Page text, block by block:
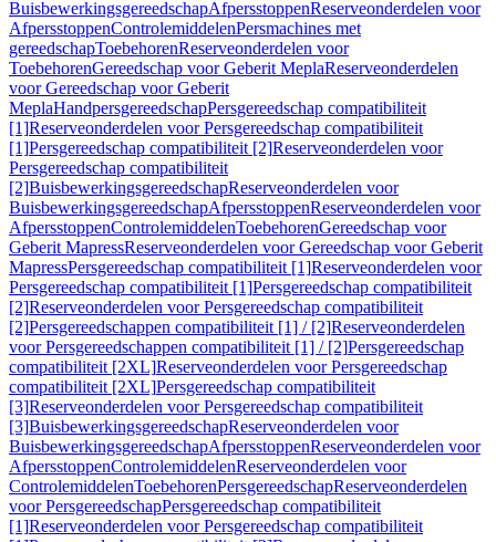
BuisbewerkingsgereedschapAfpersstoppenReserveonderdelen voor
AfpersstoppenControlemiddelenPersmachines met
gereedschapToebehorenReserveonderdelen voor
ToebehorenGereedschap voor Geberit MeplaReserveonderdelen
voor Gereedschap voor Geberit
MeplaHandpersgereedschapPersgereedschap compatibiliteit
[1]Reserveonderdelen voor Persgereedschap compatibiliteit
[1]Persgereedschap compatibiliteit [2]Reserveonderdelen voor
Persgereedschap compatibiliteit
[2]BuisbewerkingsgereedschapReserveonderdelen voor
BuisbewerkingsgereedschapAfpersstoppenReserveonderdelen voor
AfpersstoppenControlemiddelenToebehorenGereedschap voor
Geberit MapressReserveonderdelen voor Gereedschap voor Geberit
MapressPersgereedschap compatibiliteit [1]Reserveonderdelen voor
Persgereedschap compatibiliteit [1]Persgereedschap compatibiliteit
[2]Reserveonderdelen voor Persgereedschap compatibiliteit
[2]Persgereedschappen compatibiliteit [1] / [2]Reserveonderdelen
voor Persgereedschappen compatibiliteit [1] / [2]Persgereedschap
compatibiliteit [2XL]Reserveonderdelen voor Persgereedschap
compatibiliteit [2XL]Persgereedschap compatibiliteit
[3]Reserveonderdelen voor Persgereedschap compatibiliteit
[3]BuisbewerkingsgereedschapReserveonderdelen voor
BuisbewerkingsgereedschapAfpersstoppenReserveonderdelen voor
AfpersstoppenControlemiddelenReserveonderdelen voor
ControlemiddelenToebehorenPersgereedschapReserveonderdelen
voor PersgereedschapPersgereedschap compatibiliteit
[1]Reserveonderdelen voor Persgereedschap compatibiliteit